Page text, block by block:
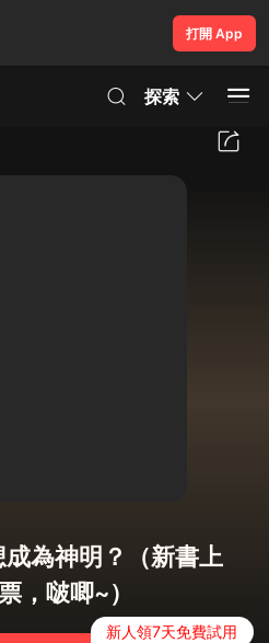
打開 App
探索
為神明？（新書上
，啵唧~）
新人領7天免費試用